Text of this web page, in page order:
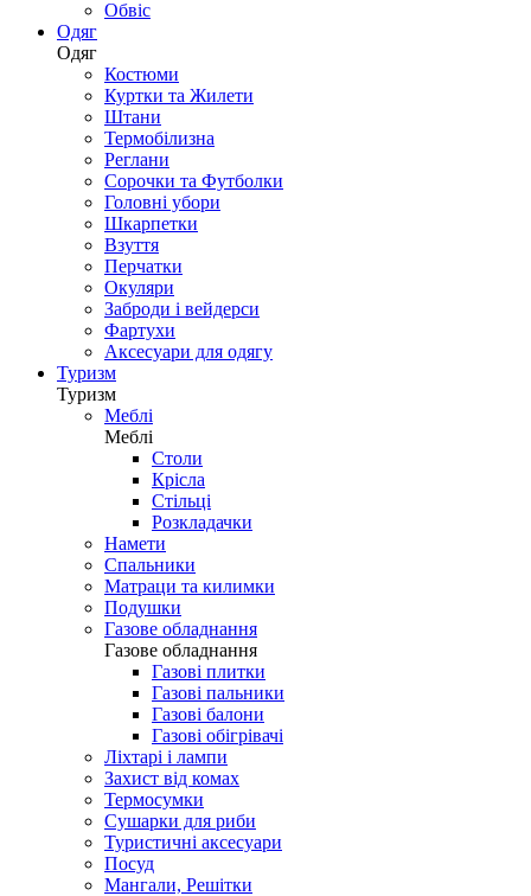
Обвіс
Одяг
Одяг
Костюми
Куртки та Жилети
Штани
Термобілизна
Реглани
Сорочки та Футболки
Головні убори
Шкарпетки
Взуття
Перчатки
Окуляри
Заброди і вейдерси
Фартухи
Аксесуари для одягу
Туризм
Туризм
Меблі
Меблі
Столи
Крісла
Стільці
Розкладачки
Намети
Спальники
Матраци та килимки
Подушки
Газове обладнання
Газове обладнання
Газові плитки
Газові пальники
Газові балони
Газові обігрівачі
Ліхтарі і лампи
Захист від комах
Термосумки
Сушарки для риби
Туристичні аксесуари
Посуд
Мангали, Решітки